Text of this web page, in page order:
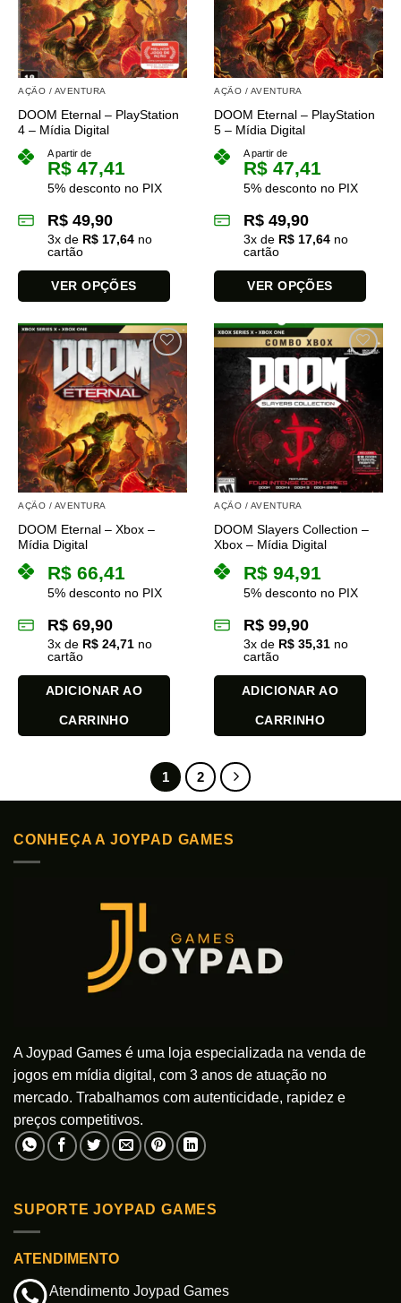
AÇÃO / AVENTURA
DOOM Eternal – PlayStation
4 – Mídia Digital
A partir de
R$ 47,41
5% desconto no PIX
R$ 49,90
3x de R$ 17,64 no
cartão
VER OPÇÕES
produto
tem
várias
variantes.
As
opções
podem
ser
escolhidas
do
AÇÃO / AVENTURA
DOOM Eternal – PlayStation
5 – Mídia Digital
A partir de
R$ 47,41
5% desconto no PIX
R$ 49,90
3x de R$ 17,64 no
cartão
VER OPÇÕES
produto
tem
várias
variantes.
opções
podem
ser
escolhidas
do
AÇÃO / AVENTURA
DOOM Eternal – Xbox –
Mídia Digital
R$ 66,41
5% desconto no PIX
R$ 69,90
3x de R$ 24,71 no
cartão
ADICIONAR AO
CARRINHO
AÇÃO / AVENTURA
DOOM Slayers Collection –
Xbox – Mídia Digital
R$ 94,91
5% desconto no PIX
R$ 99,90
3x de R$ 35,31 no
cartão
ADICIONAR AO
CARRINHO
1 2
CONHEÇA A JOYPAD GAMES
A Joypad Games é uma loja especializada na venda de
jogos em mídia digital, com 3 anos de atuação no
mercado. Trabalhamos com autenticidade, rapidez e
preços competitivos.
SUPORTE JOYPAD GAMES
ATENDIMENTO
Atendimento Joypad Games